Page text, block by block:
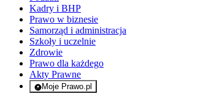
Kadry i BHP
Prawo w biznesie
Samorząd i administracja
Szkoły i uczelnie
Zdrowie
Prawo dla każdego
Akty Prawne
Moje Prawo.pl
- rejestracja i logowanie do serwisu